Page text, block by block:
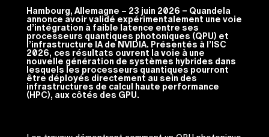
Hambourg, Allemagne – 23 juin 2026 – Quandela
annonce avoir validé expérimentalement une voie
d’intégration à faible latence entre ses
processeurs quantiques photoniques (QPU) et
l’infrastructure IA de NVIDIA. Présentés à l’ISC
2026, ces résultats ouvrent la voie à une
nouvelle génération de systèmes hybrides dans
lesquels les processeurs quantiques pourront
être déployés directement au sein des
infrastructures de calcul haute performance
(HPC), aux côtés des GPU.